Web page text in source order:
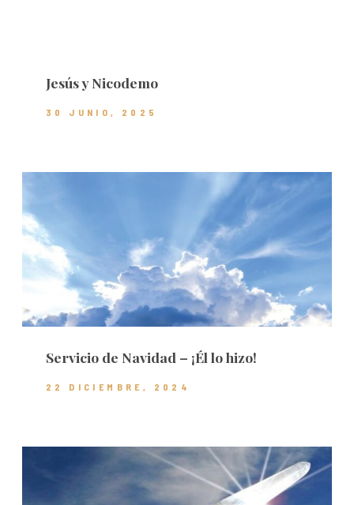
Jesús y Nicodemo
30 JUNIO, 2025
Servicio de Navidad – ¡Él lo hizo!
22 DICIEMBRE, 2024